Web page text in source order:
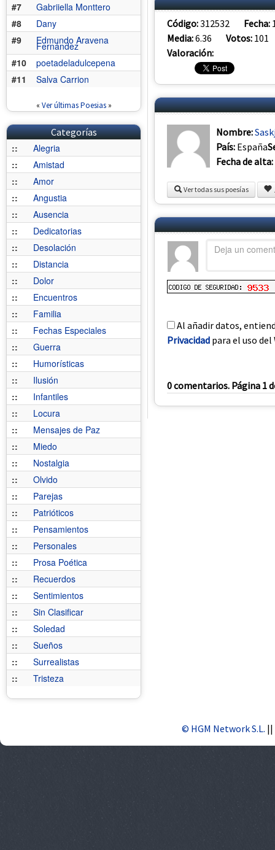
#7
Gabriiella Monttero
#8
Dany
#9
Edmundo Aravena
Fernández
#10
poetadeladulcepena
#11
Salva Carrion
« Ver últimas Poesias»
Categorías
::
Alegria
::
Amistad
::
Amor
::
Angustia
::
Ausencia
::
Dedicatorias
::
Desolación
::
Distancia
::
Dolor
::
Encuentros
::
Familia
::
Fechas Especiales
::
Guerra
::
Humorísticas
::
Ilusión
::
Infantiles
::
Locura
::
Mensajes de Paz
::
Miedo
::
Nostalgia
::
Olvido
::
Parejas
::
Patrióticos
::
Pensamientos
::
Personales
::
Prosa Poética
::
Recuerdos
::
Sentimientos
::
Sin Clasificar
::
Soledad
::
Sueños
::
Surrealistas
::
Tristeza
Código:312532 Fecha:
Media:6.36 Votos: 101
Valoración:
Nombre:
País: España
Fecha de alta:
Ver todas sus poesías
Al añadir datos,
Privacidad para el uso del
0 comentarios. Página 1
© HGM Network S.L. ||